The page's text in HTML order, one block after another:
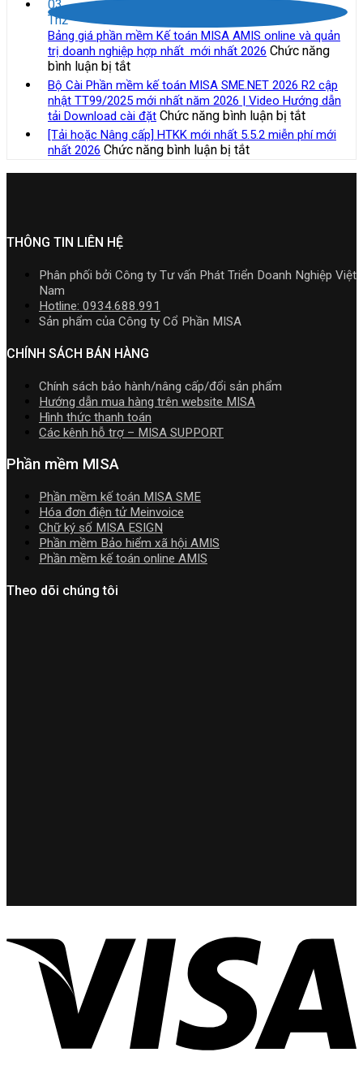
Nam
chọ
mới
nhất
năm
2026
Video
Hướng
dẫn
tải
Download
đặt
thuế
và
quản
thuế
đối
với
hộ
kinh
MISA
SME.NET
2026
cập
nhật
TT99/
mới
Download
việc
của
toán
trong
doanh
nghiệp
xây
cần
03
Th2
Bảng giá phần mềm Kế toán MISA AMIS online và quản
trị doanh nghiệp hợp nhất mới nhất 2026 Chức năng
bình luận bị tắtở
Bảng
giá
phần
mềm
Kế
toán
MISA
nghiệp
nhất
mới
2026
Bộ Cài Phần mềm kế toán MISA SME.NET 2026 R2 cập
nhật TT99/2025 mới nhất năm 2026 | Video Hướng dẫn
tải Download cài đặt Chức năng bình luận bị tắtở
Bộ
mềm
R2
cập
[Tải hoặc Nâng cấp] HTKK mới nhất 5.5.2 miễn phí mới
nhất 2026 Chức năng bình luận bị tắtở
5.5.2
THÔNG TIN LIÊN HỆ
Phân phối bởi Công ty Tư vấn Phát Triển Doanh Nghiệp Việt
Nam
Hotline: 0934.688.991
Sản phẩm của Công ty Cổ Phần MISA
CHÍNH SÁCH BÁN HÀNG
Chính sách bảo hành/nâng cấp/đổi sản phẩm
Hướng dẫn mua hàng trên website MISA
Hình thức thanh toán
Các kênh hỗ trợ – MISA SUPPORT
Phần mềm MISA
Phần mềm kế toán MISA SME
Hóa đơn điện tử Meinvoice
Chữ ký số MISA ESIGN
Phần mềm Bảo hiểm xã hội AMIS
Phần mềm kế toán online AMIS
Theo dõi chúng tôi